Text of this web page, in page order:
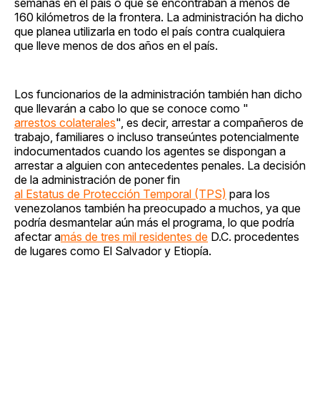
semanas en el país o que se encontraban a menos de
160 kilómetros de la frontera. La administración ha dicho
que planea utilizarla en todo el país contra cualquiera
que lleve menos de dos años en el país.
Los funcionarios de la administración también han dicho
que llevarán a cabo lo que se conoce como "
arrestos colaterales", es decir, arrestar a compañeros de
trabajo, familiares o incluso transeúntes potencialmente
indocumentados cuando los agentes se dispongan a
arrestar a alguien con antecedentes penales. La decisión
de la administración de poner fin
al Estatus de Protección Temporal (TPS) para los
venezolanos también ha preocupado a muchos, ya que
podría desmantelar aún más el programa, lo que podría
afectar amás de tres mil residentes de D.C. procedentes
de lugares como El Salvador y Etiopía.